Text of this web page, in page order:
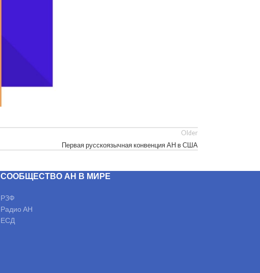
Older
Первая русскоязычная конвенция АН в США
СООБЩЕСТВО АН В МИРЕ
РЗФ
Радио АН
ЕСД